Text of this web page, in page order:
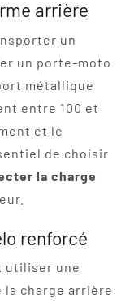
arrière
un
un porte-moto
métallique
entre 100 et
et le
de choisir
la charge
renforcé
utiliser une
charge arrière